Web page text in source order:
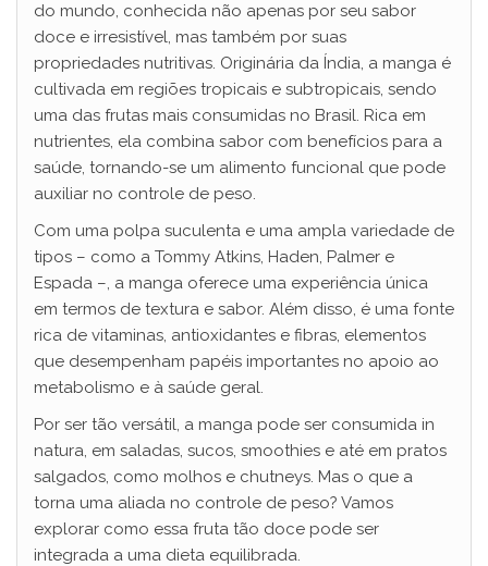
do mundo, conhecida não apenas por seu sabor
doce e irresistível, mas também por suas
propriedades nutritivas. Originária da Índia, a manga é
cultivada em regiões tropicais e subtropicais, sendo
uma das frutas mais consumidas no Brasil. Rica em
nutrientes, ela combina sabor com benefícios para a
saúde, tornando-se um alimento funcional que pode
auxiliar no controle de peso.
Com uma polpa suculenta e uma ampla variedade de
tipos – como a Tommy Atkins, Haden, Palmer e
Espada –, a manga oferece uma experiência única
em termos de textura e sabor. Além disso, é uma fonte
rica de vitaminas, antioxidantes e fibras, elementos
que desempenham papéis importantes no apoio ao
metabolismo e à saúde geral.
Por ser tão versátil, a manga pode ser consumida in
natura, em saladas, sucos, smoothies e até em pratos
salgados, como molhos e chutneys. Mas o que a
torna uma aliada no controle de peso? Vamos
explorar como essa fruta tão doce pode ser
integrada a uma dieta equilibrada.